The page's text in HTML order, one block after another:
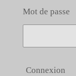
Mot de passe
Connexion